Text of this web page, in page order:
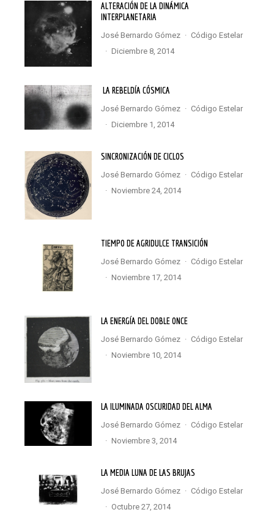
ALTERACIÓN DE LA DINÁMICA
INTERPLANETARIA
José Bernardo Gómez ·
Código Estelar
·
diciembre 8, 2014
LA REBELDÍA CÓSMICA
José Bernardo Gómez ·
Código Estelar
·
diciembre 1, 2014
SINCRONIZACIÓN DE CICLOS
José Bernardo Gómez ·
Código Estelar
·
noviembre 24, 2014
TIEMPO DE AGRIDULCE TRANSICIÓN
José Bernardo Gómez ·
Código Estelar
·
noviembre 17, 2014
LA ENERGÍA DEL DOBLE ONCE
José Bernardo Gómez ·
Código Estelar
·
noviembre 10, 2014
LA ILUMINADA OSCURIDAD DEL ALMA
José Bernardo Gómez ·
Código Estelar
·
noviembre 3, 2014
LA MEDIA LUNA DE LAS BRUJAS
José Bernardo Gómez ·
Código Estelar
·
octubre 27, 2014